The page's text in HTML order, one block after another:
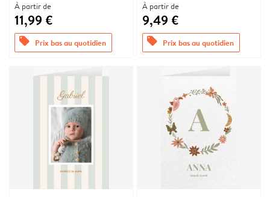
À partir de
11,99 €
offers Prix bas au quotidien
À partir de
9,49 €
offers Prix bas au quotidien